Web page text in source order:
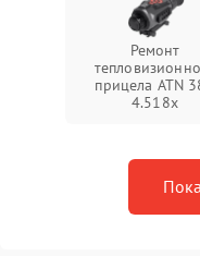
Ремонт
прицела ATN
4.518x